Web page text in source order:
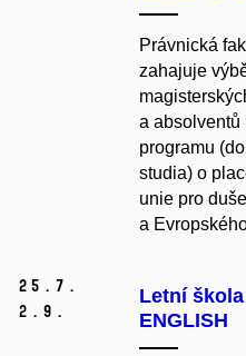
Právnická
zahajuje
a absolventů
programu
studia) o
unie pro
a
25. 7.
2. 9.
Letní škola
ENGLISH